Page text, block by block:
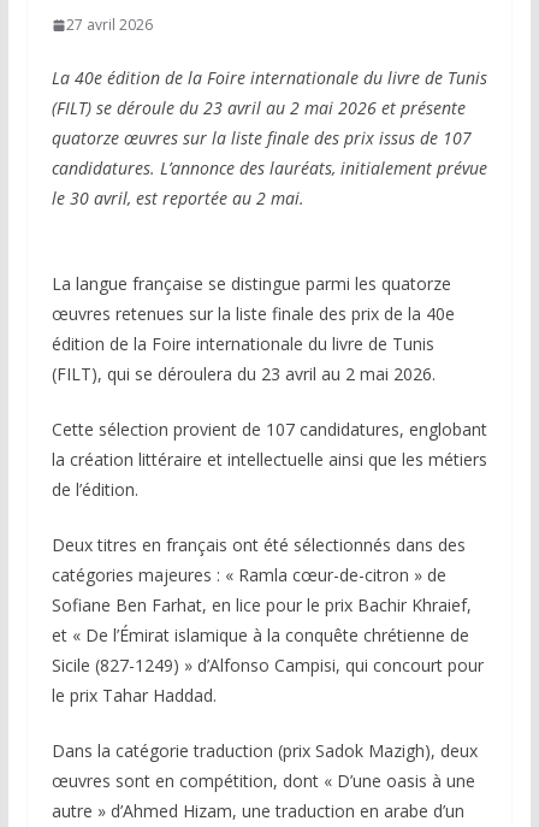
27 avril 2026
La 40e édition de la Foire internationale du livre de Tunis
(FILT) se déroule du 23 avril au 2 mai 2026 et présente
quatorze œuvres sur la liste finale des prix issus de 107
candidatures. L’annonce des lauréats, initialement prévue
le 30 avril, est reportée au 2 mai.
La langue française se distingue parmi les quatorze
œuvres retenues sur la liste finale des prix de la 40e
édition de la Foire internationale du livre de Tunis
(FILT), qui se déroulera du 23 avril au 2 mai 2026.
Cette sélection provient de 107 candidatures, englobant
la création littéraire et intellectuelle ainsi que les métiers
de l’édition.
Deux titres en français ont été sélectionnés dans des
catégories majeures : « Ramla cœur-de-citron » de
Sofiane Ben Farhat, en lice pour le prix Bachir Khraief,
et « De l’Émirat islamique à la conquête chrétienne de
Sicile (827-1249) » d’Alfonso Campisi, qui concourt pour
le prix Tahar Haddad.
Dans la catégorie traduction (prix Sadok Mazigh), deux
œuvres sont en compétition, dont « D’une oasis à une
autre » d’Ahmed Hizam, une traduction en arabe d’un